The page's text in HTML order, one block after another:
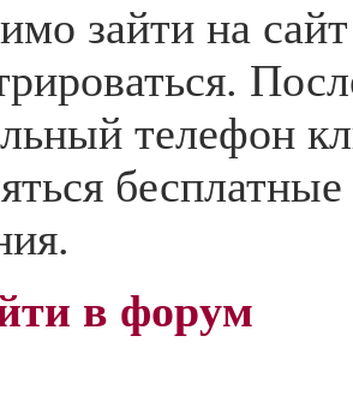
зайти на
телефон
в форум